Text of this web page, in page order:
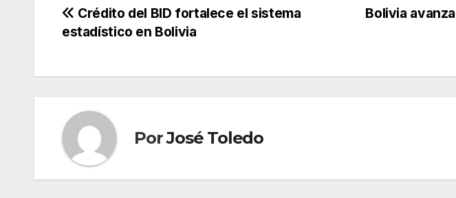
Navegación
entradas
Bolivia
Crédito del BID fortalece el sistema
estadístico en Bolivia
PorJosé Toledo